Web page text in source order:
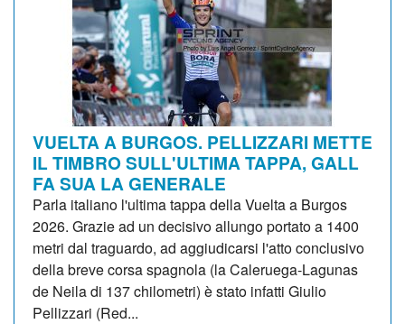
VUELTA A BURGOS. PELLIZZARI METTE
IL TIMBRO SULL'ULTIMA TAPPA, GALL
FA SUA LA GENERALE
Parla italiano l'ultima tappa della Vuelta a Burgos
2026. Grazie ad un decisivo allungo portato a 1400
metri dal traguardo, ad aggiudicarsi l'atto conclusivo
della breve corsa spagnola (la Caleruega-Lagunas
de Neila di 137 chilometri) è stato infatti Giulio
Pellizzari (Red...